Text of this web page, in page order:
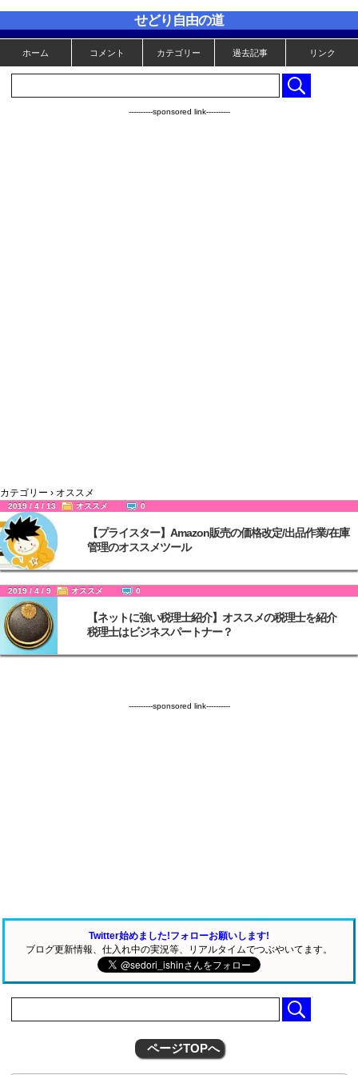
せどり自由の道
ホーム コメント カテゴリー 過去記事 リンク
----------sponsored link----------
カテゴリー › オススメ
2019 / 4 / 13 オススメ 0
【プライスター】Amazon販売の価格改定/出品作業/在庫
管理のオススメツール
2019 / 4 / 9 オススメ 0
【ネットに強い税理士紹介】オススメの税理士を紹介
税理士はビジネスパートナー？
----------sponsored link----------
Twitter始めました!フォローお願いします!
ブログ更新情報、仕入れ中の実況等、リアルタイムでつぶやいてます。
ページTOPへ